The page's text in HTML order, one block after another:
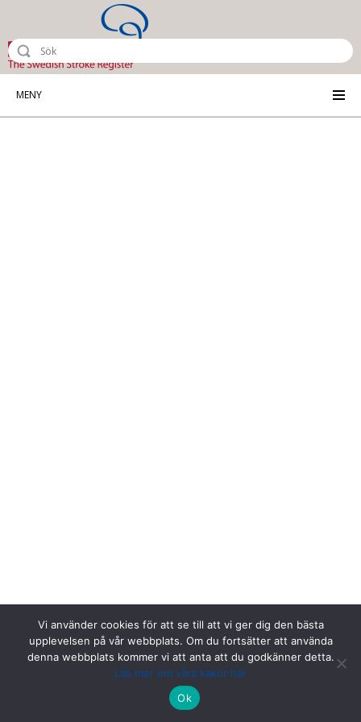
MENY
Riksstroke, Målpunkt PA rum 1013, Norrlands universitetssjukhus,
Vi använder cookies för att se till att vi ger dig den bästa
upplevelsen på vår webbplats. Om du fortsätter att använda
denna webbplats kommer vi att anta att du godkänner detta.
Läs mer om våra kakor här
Ok